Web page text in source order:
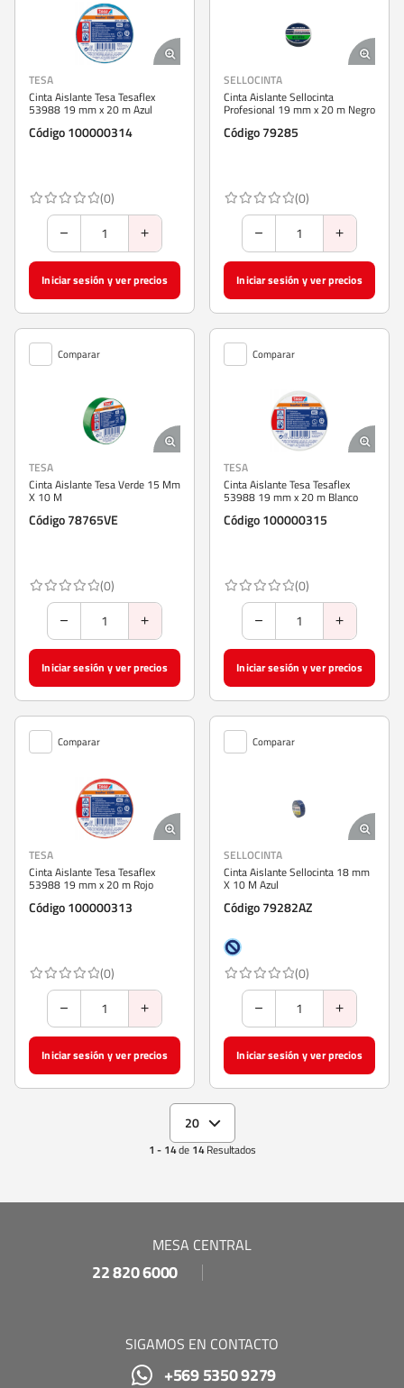
TESA
Cinta Aislante Tesa Tesaflex
53988 19 mm x 20 m Azul
Código 100000314
(0)
Iniciar sesión y ver precios
SELLOCINTA
Cinta Aislante Sellocinta
Profesional 19 mm x 20 m Negro
Código 79285
(0)
Iniciar sesión y ver precios
Comparar
TESA
Cinta Aislante Tesa Verde 15 Mm
X 10 M
Código 78765VE
(0)
Iniciar sesión y ver precios
Comparar
TESA
Cinta Aislante Tesa Tesaflex
53988 19 mm x 20 m Blanco
Código 100000315
(0)
Iniciar sesión y ver precios
Comparar
TESA
Cinta Aislante Tesa Tesaflex
53988 19 mm x 20 m Rojo
Código 100000313
(0)
Iniciar sesión y ver precios
Comparar
SELLOCINTA
Cinta Aislante Sellocinta 18 mm
X 10 M Azul
Código 79282AZ
(0)
Iniciar sesión y ver precios
1 - 14de 14Resultados
20
MESA CENTRAL
22 820 6000
SIGAMOS EN CONTACTO
+569 5350 9279